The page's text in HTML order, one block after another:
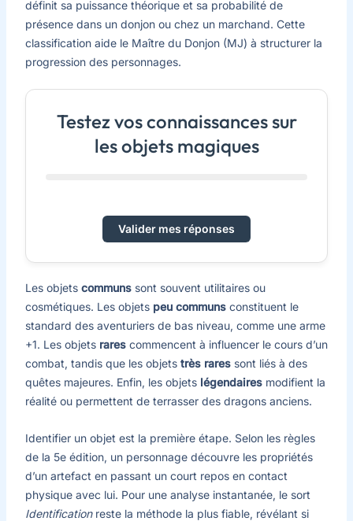
définit sa puissance théorique et sa probabilité de
présence dans un donjon ou chez un marchand. Cette
classification aide le Maître du Donjon (MJ) à structurer la
progression des personnages.
Testez vos connaissances sur
les objets magiques
Valider mes réponses
Les objets communssont souvent utilitaires ou
cosmétiques. Les objets peu communsconstituent le
standard des aventuriers de bas niveau, comme une arme
+1. Les objets rarescommencent à influencer le cours d’un
combat, tandis que les objets très raressont liés à des
quêtes majeures. Enfin, les objets légendairesmodifient la
réalité ou permettent de terrasser des dragons anciens.
Identifier un objet est la première étape. Selon les règles
de la 5e édition, un personnage découvre les propriétés
d’un artefact en passant un court repos en contact
physique avec lui. Pour une analyse instantanée, le sort
Identificationreste la méthode la plus fiable, révélant si